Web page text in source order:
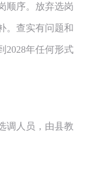
顺序。放弃选岗
。查实有问题和
2028年任何形式
调人员，由县教